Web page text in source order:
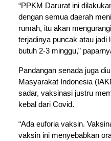
“PPKM Darurat ini
dengan semua daerah
rumah, itu akan
terjadinya puncak atau jadi
butuh 2-3 minggu,”
Pandangan senada juga
Masyarakat Indonesia
sadar, vaksinasi justru
kebal dari Covid.
“Ada euforia vaksin.
vaksin ini menyebabkan